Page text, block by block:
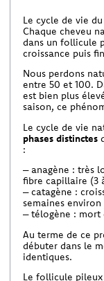
Le cycle de vie
Chaque cheveu
dans un follicule
croissance puis
Nous perdons
entre 50 et 100.
est bien plus
saison, ce
Le cycle de vie
phases distinctes
:
– anagène : très
fibre capillaire (3
– catagène :
semaines environ
– télogène : mort
Au terme de ce
débuter dans le
identiques.
Le follicule pileux